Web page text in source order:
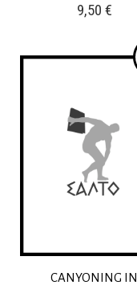
9,50 €
CANYONING IN